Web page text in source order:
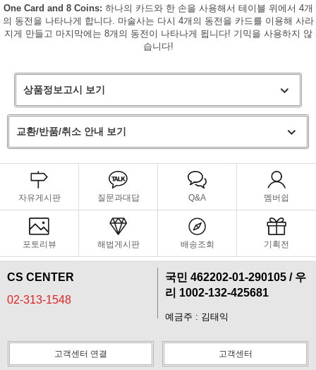
페이코 라이
구매
One Card and 8 Coins: 하나의 카드와 한 손을 사용해서 테이블 위에서 4개
의 동전을 나타나게 합니다. 마술사는 다시 4개의 동전을 카드를 이용해 사라
지게 만들고 마지막에는 8개의 동전이 나타나게 됩니다! 기믹을 사용하지 않
습니다!
상품정보고시 보기
교환/반품/취소 안내 보기
자유게시판 질문과대답 Q&A 멤버쉽
포토리뷰 해법게시판 배송조회 기획전
CS CENTER
02-313-1548
국민 462202-01-290105 / 우
리 1002-132-425681
예금주 : 김태익
고객센터 연결 고객센터